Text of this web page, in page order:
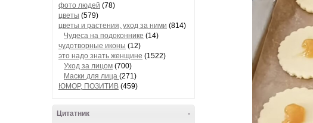
фото людей (78)
цветы (579)
цветы и растения, уход за ними (814)
Чудеса на подоконнике (14)
чудотворные иконы (12)
это надо знать женщине (1522)
Уход за лицом (700)
Маски для лица (271)
ЮМОР, ПОЗИТИВ (459)
-
Цитатник